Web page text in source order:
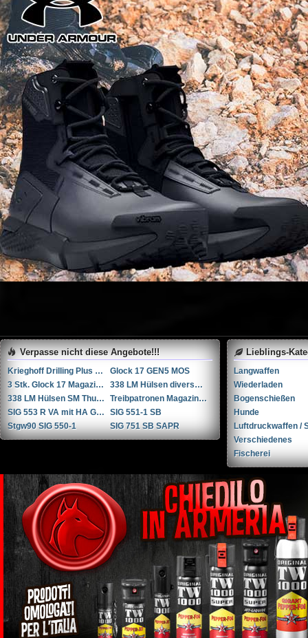
Verpasse nicht diese Angebote!!!
Krieghoff Drilling Plus 7x65R / 20-76 / 222Rem
Glock 17 GEN5 MOS
3 Stk. Glock 17 Magazine
338 LM Hülsen diverse Hersteller
338 LM Hülsen SM Thun / RUAG Thun
Treibpatronen Magazin STGW 57
SIG 553 R VA mit HA Griffstück
SIG 551-1 SB
Stgw90 SIG 550-1
SIG 751 SB SAPR
Lieblings-
Langwaffen
Wiederladen
Bogenschießen
Hunde
Luftdruckwaffen /
Verschiedenes
Fischerei